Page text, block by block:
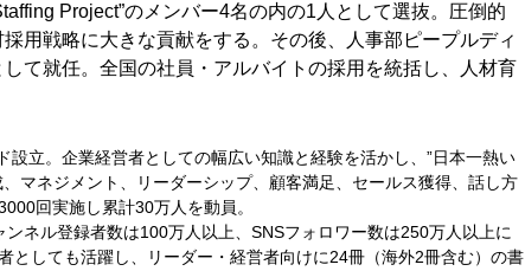
Project”のメンバー4名の内の1人として選抜。圧倒的
用戦略に大きな貢献をする。その後、人事部ピープルディ
て就任。全国の社員・アルバイトの採用を統括し、人材育
立。企業経営者としての幅広い知識と経験を活かし、”日本一熱い
マネジメント、リーダーシップ、顧客満足、セールス獲得、話し方
回実施し累計30万人を動員。
ネル登録者数は100万人以上、SNSフォロワー数は250万人以上に
としても活躍し、リーダー・経営者向けに24冊（海外2冊含む）の書